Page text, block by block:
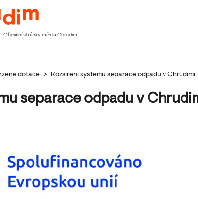
Oficiální stránky města Chrudim.
dotace > Rozšíření systému separace odpadu v Chrudimi
separace odpadu v